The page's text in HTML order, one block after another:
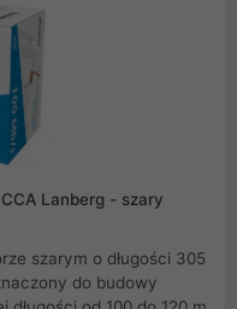
Lanberg - szary
szarym o długości 305
do budowy